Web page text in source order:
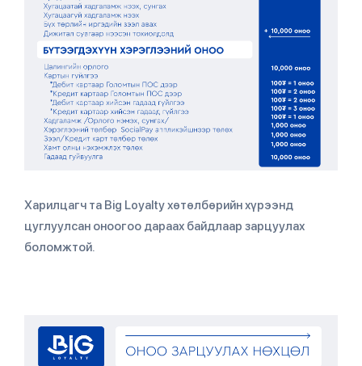
Харилцагч та Big Loyalty хөтөлбөрийн хүрээнд
цуглуулсан оноогоо дараах байдлаар зарцуулах
боломжтой.